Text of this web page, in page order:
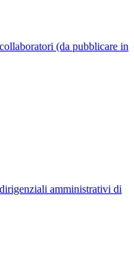
(da pubblicare in
amministrativi di